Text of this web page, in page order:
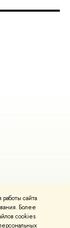
сайта
Более
cookies